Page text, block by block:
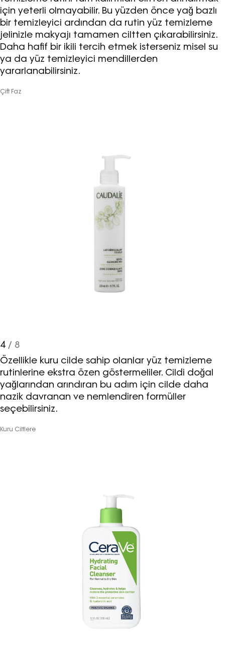
için yeterli olmayabilir. Bu yüzden önce yağ bazlı
bir temizleyici ardından da rutin yüz temizleme
jelinizle makyajı tamamen ciltten çıkarabilirsiniz.
Daha hafif bir ikili tercih etmek isterseniz misel su
ya da yüz temizleyici mendillerden
yararlanabilirsiniz.
Çift Faz
4/ 8
Özellikle kuru cilde sahip olanlar yüz temizleme
rutinlerine ekstra özen göstermeliler. Cildi doğal
yağlarından arındıran bu adım için cilde daha
nazik davranan ve nemlendiren formüller
seçebilirsiniz.
Kuru Ciltlere